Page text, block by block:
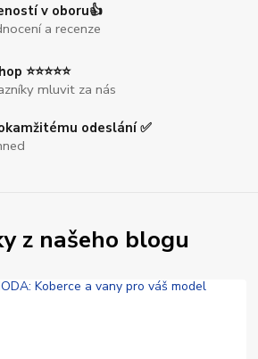
v oboru👍
a recenze
⭐⭐⭐⭐⭐
mluvit za nás
odeslání ✅
z našeho blogu